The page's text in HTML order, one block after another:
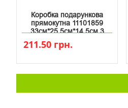
Коробка подарункова
прямокутна 11101859
33см*25.5см*14.5см 3
211.50 грн.